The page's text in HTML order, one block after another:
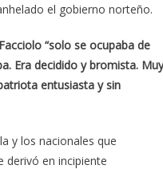
el gobierno norteño.
Facciolo “solo se ocupaba de
Era decidido y bromista. Muy
entusiasta y sin
y los nacionales que
derivó en incipiente